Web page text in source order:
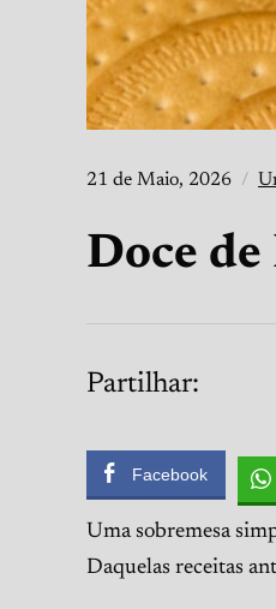
21 de Maio, 2026
Doce de
Partilhar:
Facebook
Uma sobremesa
Daquelas receitas